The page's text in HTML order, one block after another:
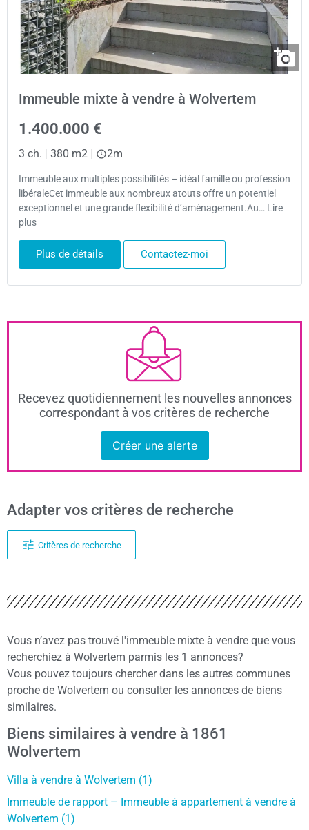
Immeuble mixte à vendre à Wolvertem
1.400.000 €
3 ch. | 380 m2 | 2m
Immeuble aux multiples possibilités – idéal famille ou profession
libéraleCet immeuble aux nombreux atouts offre un potentiel
exceptionnel et une grande flexibilité d’aménagement.Au… Lire
plus
Plus de détails Contactez-moi
Recevez quotidiennement les nouvelles annonces
correspondant à vos critères de recherche
Créer une alerte
Adapter vos critères de recherche
Critères de recherche
Vous n’avez pas trouvé l'immeuble mixte à vendre que vous
recherchiez à Wolvertem parmis les 1 annonces?
Vous pouvez toujours chercher dans les autres communes
proche de Wolvertem ou consulter les annonces de biens
similaires.
Biens similaires à vendre à 1861
Wolvertem
Villa à vendre à Wolvertem (1)
Immeuble de rapport – Immeuble à appartement à vendre à
Wolvertem (1)